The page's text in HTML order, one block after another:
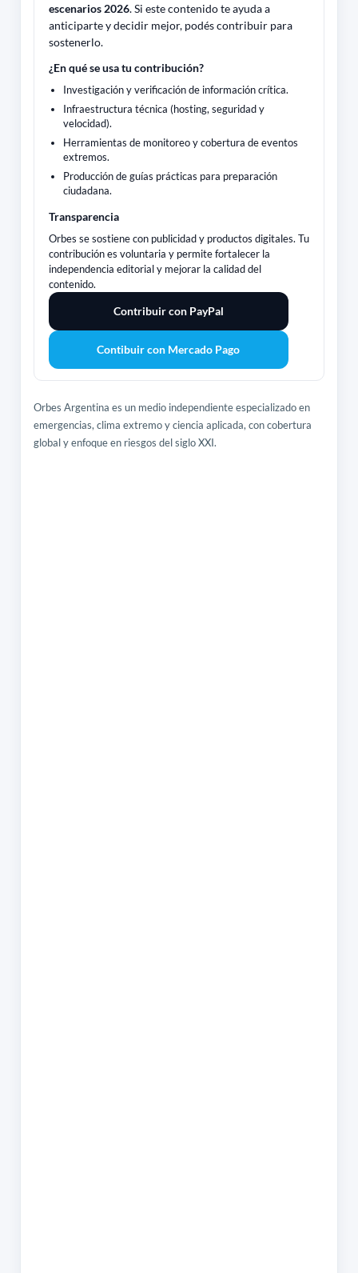
escenarios 2026. Si este contenido te ayuda a
anticiparte y decidir mejor, podés contribuir para
sostenerlo.
¿En qué se usa tu contribución?
Investigación y verificación de información crítica.
Infraestructura técnica (hosting, seguridad y
velocidad).
Herramientas de monitoreo y cobertura de eventos
extremos.
Producción de guías prácticas para preparación
ciudadana.
Transparencia
Orbes se sostiene con publicidad y productos digitales. Tu
contribución es voluntaria y permite fortalecer la
independencia editorial y mejorar la calidad del
contenido.
Contribuir con PayPal
Contibuir con Mercado Pago
Orbes Argentina es un medio independiente especializado en
emergencias, clima extremo y ciencia aplicada, con cobertura
global y enfoque en riesgos del siglo XXI.